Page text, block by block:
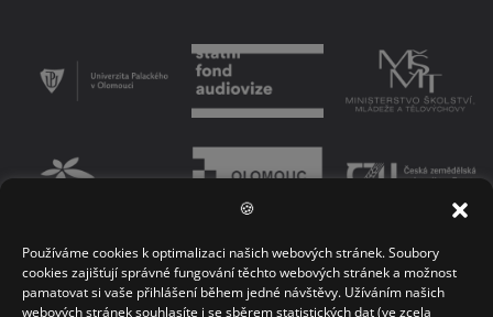
🍪
Používáme cookies k optimalizaci našich webových stránek. Soubory
cookies zajišťují správné fungování těchto webových stránek a možnost
pamatovat si vaše přihlášení během jedné návštěvy. Užíváním našich
webových stránek souhlasíte i se sběrem statistických dat (ve zcela
PODMÍNKY UŽÍVÁNÍ PLATFORMY ZÁSADY OCHRANY OSOBNÍCH ÚDAJŮ
KONTAKT